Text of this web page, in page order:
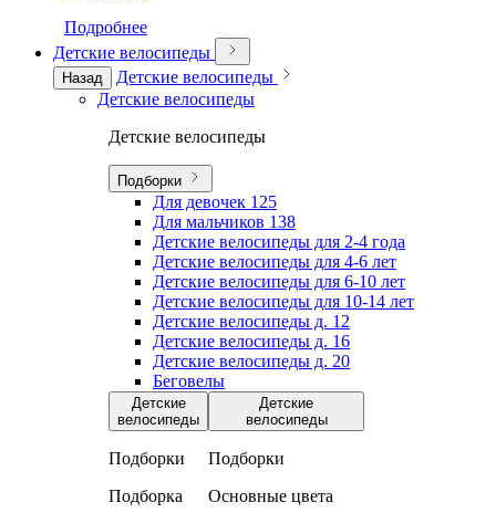
Подробнее
Детские велосипеды
Назад
Детские велосипеды
Детские велосипеды
Детские велосипеды
Подборки
Для девочек 125
Для мальчиков 138
Детские велосипеды для 2-4 года
Детские велосипеды для 4-6 лет
Детские велосипеды для 6-10 лет
Детские велосипеды для 10-14 лет
Детские велосипеды д. 12
Детские велосипеды д. 16
Детские велосипеды д. 20
Беговелы
Детские
велосипеды
Подборки
Подборка
Детские
велосипеды
Подборки
Основные цвета